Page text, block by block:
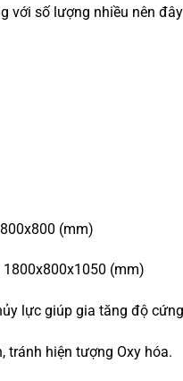
với số lượng nhiều nên
(mm)
(mm)
lực giúp gia tăng độ
tránh hiện tượng Oxy hóa.